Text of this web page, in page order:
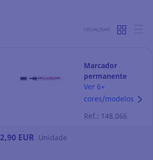
VISUALISAR:
Marcador
permanente
Edding 3000 -
ponta cónica 1,5-
Ver 6+
cores/modelos
Ref.: 148.066
2,90 EUR Unidade